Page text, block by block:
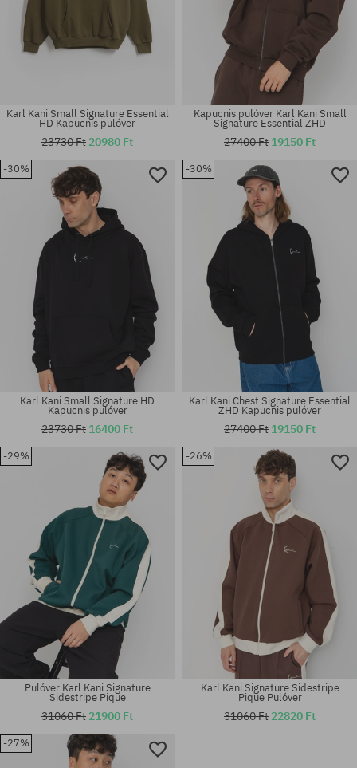
Elérhető méretek:
S; M; L; XL
Elérhető méretek:
Elérhető méretek:
Karl Kani Small Signature Essential
HD Kapucnis pulóver
23730 Ft 20980 Ft
Elérhető méretek:
Kapucnis pulóver Karl Kani Small
Signature Essential ZHD
27400 Ft 19150 Ft
-30%
Elérhető méretek:
Karl Kani Small Signature HD
Kapucnis pulóver
23730 Ft 16400 Ft
-30%
Karl Kani Chest Signature Essential
ZHD Kapucnis pulóver
27400 Ft 19150 Ft
-29%
Pulóver Karl Kani Signature
Sidestripe Pique
31060 Ft 21900 Ft
-26%
Karl Kani Signature Sidestripe
Pique Pulóver
31060 Ft 22820 Ft
-27%